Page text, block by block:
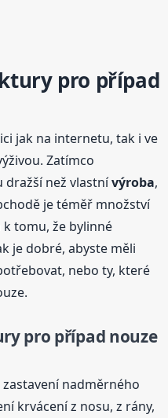
pro případ
jak na internetu, tak i ve
Zatímco
dražší než vlastnívýroba,
je téměř množství
tomu, že bylinné
je dobré, abyste měli
nebo ty, které
pro případ nouze
nadměrného
krvácení z nosu, z rány,